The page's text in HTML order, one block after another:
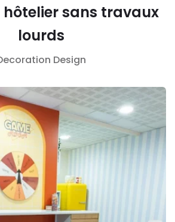
hôtelier sans travaux
lourds
Design